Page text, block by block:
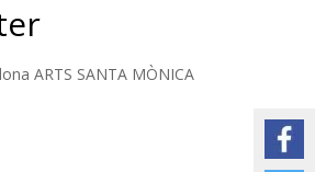
ARTS SANTA MÒNICA